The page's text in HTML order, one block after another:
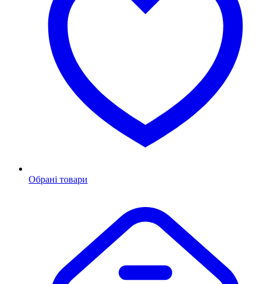
Обрані товари